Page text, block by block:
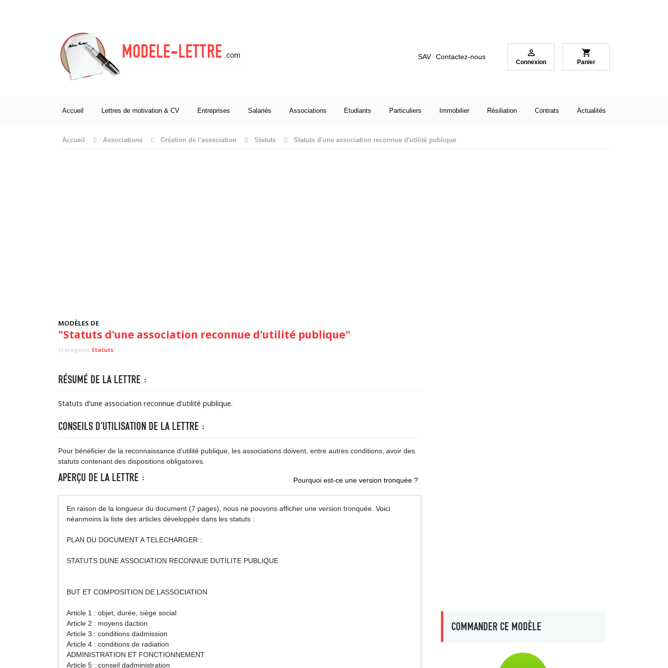
SAV Contactez-nous 
Connexion
shopping_cart
Panier
Accueil Lettres de motivation & CV Entreprises Salariés Associations Etudiants Particuliers Immobilier Résiliation Contrats Actualités
Accueil Associations Création de l'association Statuts Statuts d'une association reconnue d'utilité publique
MODÈLES DE
"Statuts d'une association reconnue d'utilité publique"
(categorie Statuts)
RÉSUMÉ DE LA LETTRE :
Statuts d'une association reconnue d'utilité publique.
CONSEILS D'UTILISATION DE LA LETTRE :
Pour bénéficier de la reconnaissance d’utilité publique, les associations doivent, entre autres conditions, avoir des
statuts contenant des dispositions obligatoires.
APERÇU DE LA LETTRE : Pourquoi est-ce une version tronquée ?
En raison de la longueur du document (7 pages), nous ne pouvons afficher une version tronquée. Voici
néanmoins la liste des articles développés dans les statuts :
PLAN DU DOCUMENT A TELECHARGER :
STATUTS DUNE ASSOCIATION RECONNUE DUTILITE PUBLIQUE
BUT ET COMPOSITION DE LASSOCIATION
Article 1 : objet, durée, siège social
Article 2 : moyens daction
Article 3 : conditions dadmission
Article 4 : conditions de radiation
ADMINISTRATION ET FONCTIONNEMENT
Article 5 : conseil dadministration
COMMANDER CE MODÈLE